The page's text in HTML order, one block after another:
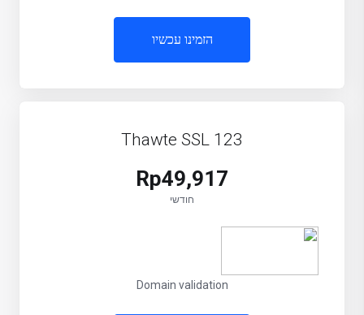
הזמינו עכשיו
Thawte SSL 123
Rp49,917
חודשי
Domain validation